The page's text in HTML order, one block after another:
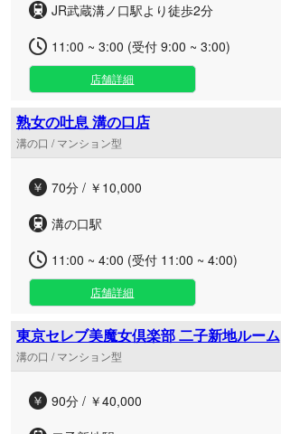
JR武蔵溝ノ口駅より徒歩2分
11:00 ~ 3:00 (受付 9:00 ~ 3:00)
店舗詳細
熟女の吐息 溝の口店
溝の口 / マンション型
70分 / ￥10,000
溝の口駅
11:00 ~ 4:00 (受付 11:00 ~ 4:00)
店舗詳細
東京セレブ美魔女倶楽部 二子新地ルーム
溝の口 / マンション型
90分 / ￥40,000